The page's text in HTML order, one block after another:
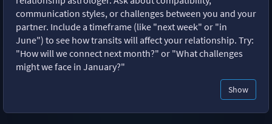
communication styles, or challenges between you and your
partner. Include a timeframe (like "next week" or "in
June") to see how transits will affect your relationship. Try:
"How will we connect next month?" or "What challenges
might we face in January?"
Show